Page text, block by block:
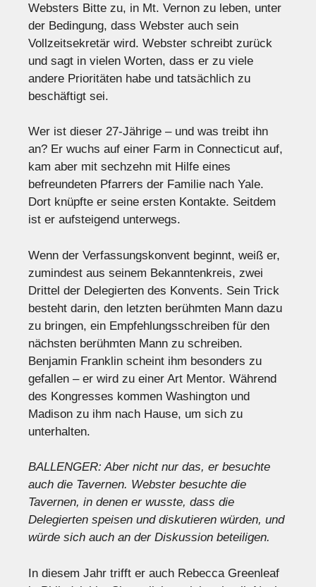
Websters Bitte zu, in Mt. Vernon zu leben, unter
der Bedingung, dass Webster auch sein
Vollzeitsekretär wird. Webster schreibt zurück
und sagt in vielen Worten, dass er zu viele
andere Prioritäten habe und tatsächlich zu
beschäftigt sei.
Wer ist dieser 27-Jährige – und was treibt ihn
an? Er wuchs auf einer Farm in Connecticut auf,
kam aber mit sechzehn mit Hilfe eines
befreundeten Pfarrers der Familie nach Yale.
Dort knüpfte er seine ersten Kontakte. Seitdem
ist er aufsteigend unterwegs.
Wenn der Verfassungskonvent beginnt, weiß er,
zumindest aus seinem Bekanntenkreis, zwei
Drittel der Delegierten des Konvents. Sein Trick
besteht darin, den letzten berühmten Mann dazu
zu bringen, ein Empfehlungsschreiben für den
nächsten berühmten Mann zu schreiben.
Benjamin Franklin scheint ihm besonders zu
gefallen – er wird zu einer Art Mentor. Während
des Kongresses kommen Washington und
Madison zu ihm nach Hause, um sich zu
unterhalten.
BALLENGER: Aber nicht nur das, er besuchte
auch die Tavernen. Webster besuchte die
Tavernen, in denen er wusste, dass die
Delegierten speisen und diskutieren würden, und
würde sich auch an der Diskussion beteiligen.
In diesem Jahr trifft er auch Rebecca Greenleaf